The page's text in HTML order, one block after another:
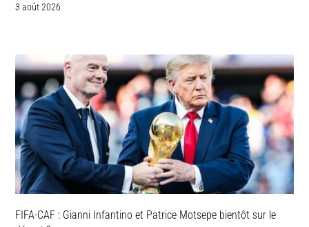
3 août 2026
FIFA-CAF : Gianni Infantino et Patrice Motsepe bientôt sur le